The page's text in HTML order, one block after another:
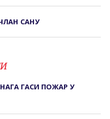
САНУ
ГАСИ ПОЖАР У